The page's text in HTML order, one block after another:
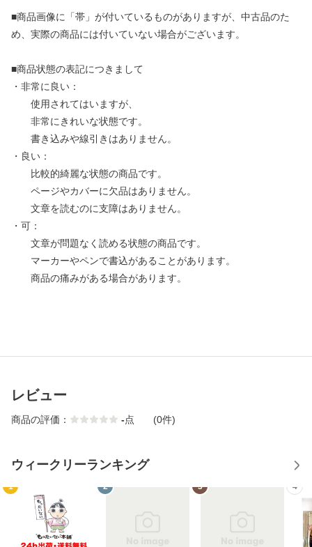
■商品画像に「帯」が付いているものがありますが、中古品のた
め、実際の商品には付いていない場合がございます。
■商品状態の表記につきまして
・非常に良い：
使用されてはいますが、
非常にきれいな状態です。
書き込みや線引きはありません。
・良い：
比較的綺麗な状態の商品です。
ページやカバーに欠品はありません。
文章を読むのに支障はありません。
・可：
文章が問題なく読める状態の商品です。
マーカーやペンで書込があることがあります。
商品の痛みがある場合があります。
レビュー
商品の評価： -点 (0件)
ウィークリーランキング
1 2 3 4